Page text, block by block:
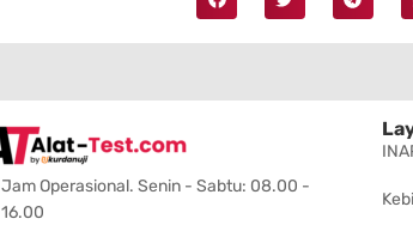
Jam Operasional. Senin - Sabtu: 08.00 -
16.00